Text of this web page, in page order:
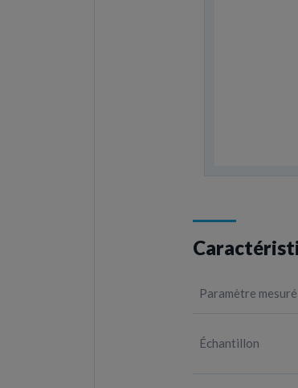
Paramètre mesuré
Échantillon